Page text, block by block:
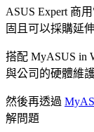
ASUS Expert 商
固且可以採購延
搭配 MyASUS in
與公司的硬體維
然後再透過
解問題